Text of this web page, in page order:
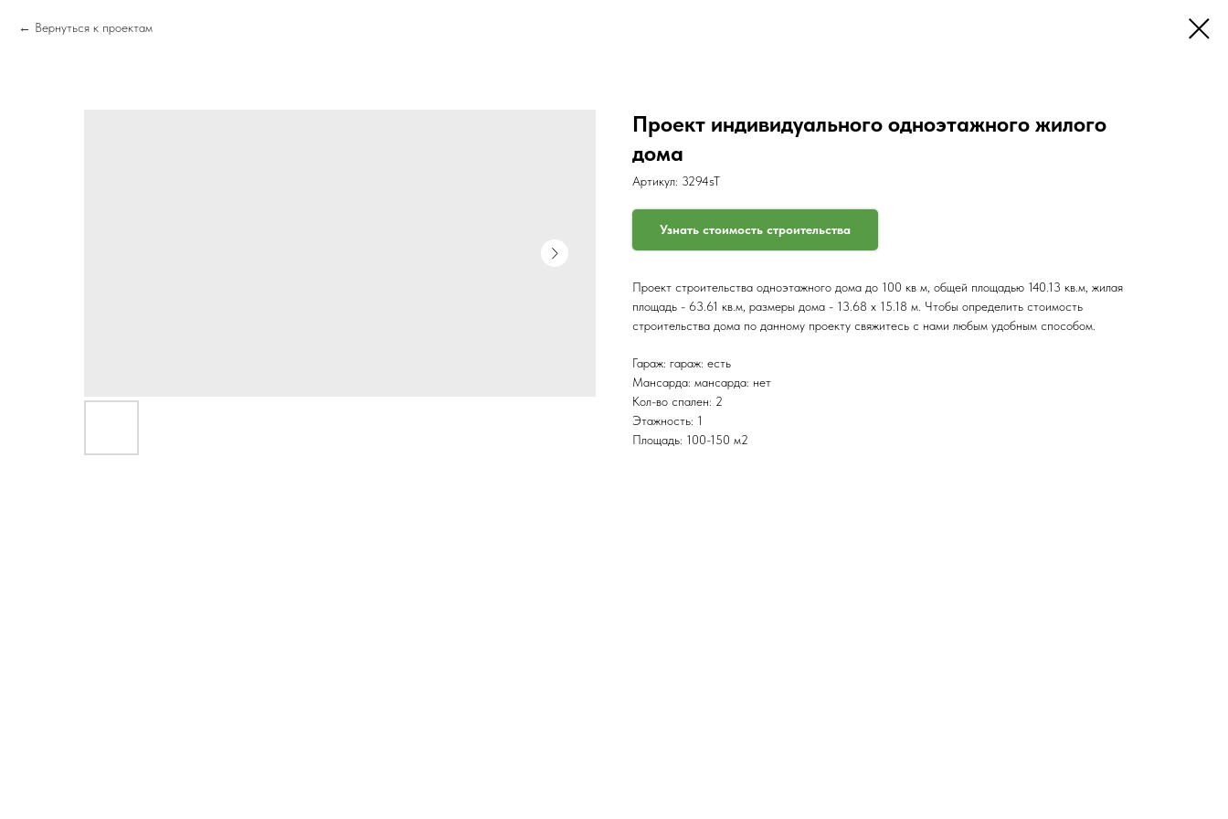
Вернуться к проектам
Проект индивидуального одноэтажного жилого
дома
Артикул: 3294sT
Узнать стоимость строительства
Проект строительства одноэтажного дома до 100 кв м, общей площадью 140.13 кв.м, жилая
площадь - 63.61 кв.м, размеры дома - 13.68 x 15.18 м. Чтобы определить стоимость
строительства дома по данному проекту свяжитесь с нами любым удобным способом.
Гараж: гараж: есть
Мансарда: мансарда: нет
Кол-во спален: 2
Этажность: 1
Площадь: 100-150 м2